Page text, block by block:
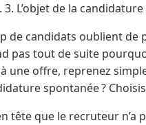
L’objet de la
de candidats oublient de
pas tout de suite
une offre, reprenez
spontanée ?
tête que le recruteur n’a